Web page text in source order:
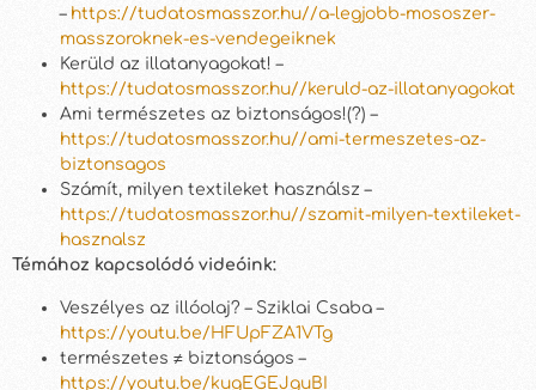
– https://tudatosmasszor.hu//a-legjobb-mososzer-
masszoroknek-es-vendegeiknek
Kerüld az illatanyagokat! –
https://tudatosmasszor.hu//keruld-az-illatanyagokat
Ami természetes az biztonságos!(?) –
https://tudatosmasszor.hu//ami-termeszetes-az-
biztonsagos
Számít, milyen textileket használsz –
https://tudatosmasszor.hu//szamit-milyen-textileket-
hasznalsz
Témához kapcsolódó videóink:
Veszélyes az illóolaj? – Sziklai Csaba –
https://youtu.be/HFUpFZA1VTg
természetes ≠ biztonságos –
https://youtu.be/kugEGEJguBI